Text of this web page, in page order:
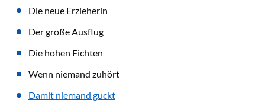
Die neue Erzieherin
Der große Ausflug
Die hohen Fichten
Wenn niemand zuhört
Damit niemand guckt